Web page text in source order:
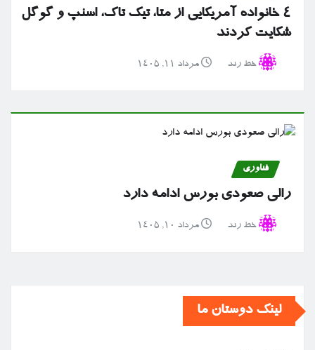
۴ خانواده آمریکایی از متا، تیک تاک، اسنپ و گوگل
شکایت کردند
خط رند مرداد ۱۱, ۱۴۰۵
فناوری
رالی صعودی بورس ادامه دارد
خط رند مرداد ۱۰, ۱۴۰۵
لینک دوستان ما